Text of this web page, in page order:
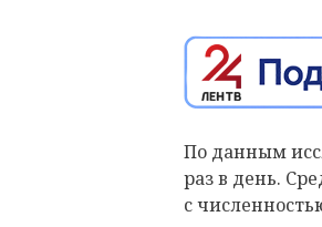
По данным
раз в день.
с